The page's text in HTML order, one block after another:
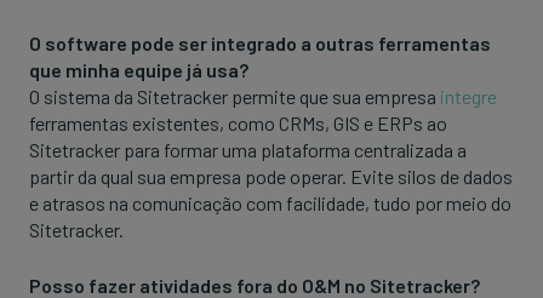
O software pode ser integrado a outras ferramentas
que minha equipe já usa?
O sistema da Sitetracker permite que sua empresa integre
ferramentas existentes, como CRMs, GIS e ERPs ao
Sitetracker para formar uma plataforma centralizada a
partir da qual sua empresa pode operar. Evite silos de dados
e atrasos na comunicação com facilidade, tudo por meio do
Sitetracker.
Posso fazer atividades fora do O&M no Sitetracker?